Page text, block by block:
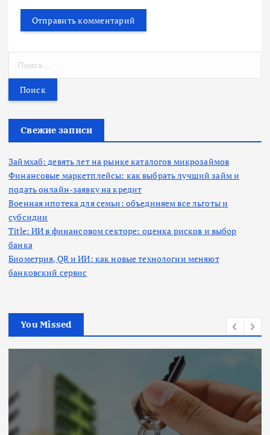
т
Свежие записи
Займхаб: девять лет на рынке каталогов микрозаймов
Финансовые маркетплейсы: как выбрать лучший займ и
подать онлайн-заявку на кредит
Военная ипотека для семьи: объединяем все льготы и
субсидии
Title: ИИ в финансовом секторе: оценка рисков и выбор
банка
Биометрия, QR и ИИ: как новые технологии меняют
банковский сервис
You Missed